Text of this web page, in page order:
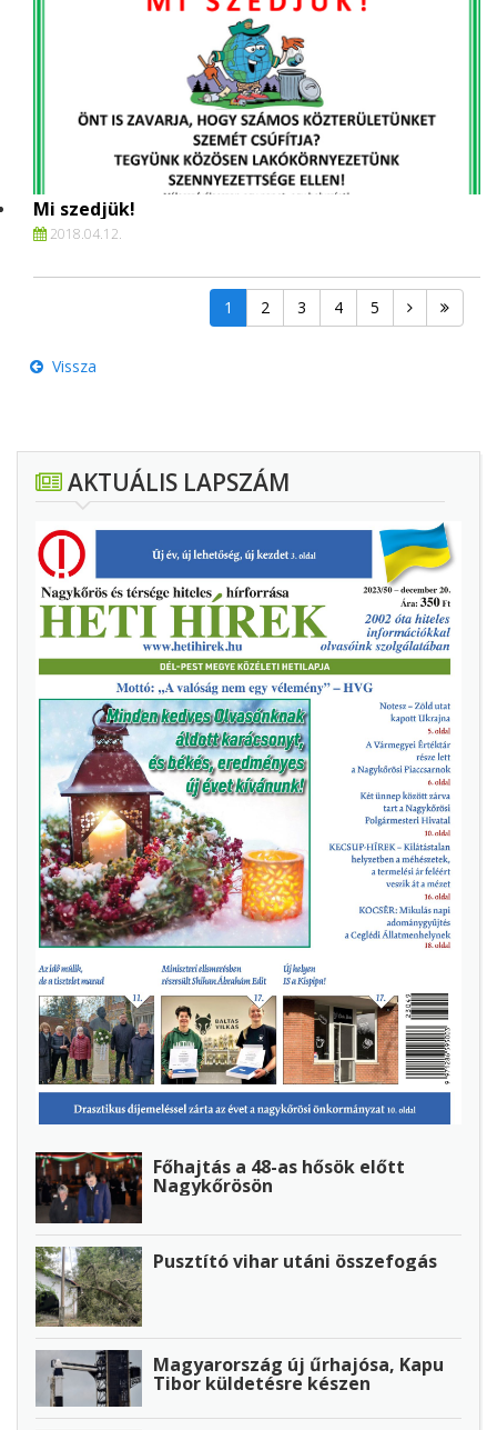
Mi szedjük!
2018.04.12.
1 2 3 4 5
Vissza
AKTUÁLIS LAPSZÁM
Főhajtás a 48-as hősök előtt
Nagykőrösön
Pusztító vihar utáni összefogás
Magyarország új űrhajósa, Kapu
Tibor küldetésre készen